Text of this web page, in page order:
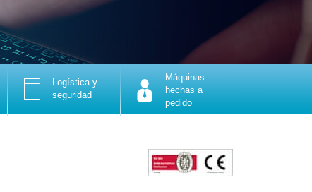
Logística y
seguridad
Máquinas
hechas a
pedido